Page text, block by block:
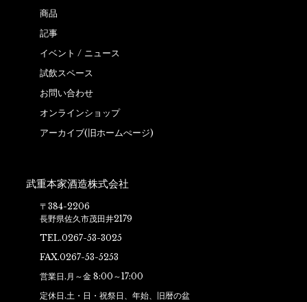
商品
記事
イベント / ニュース
試飲スペース
お問い合わせ
オンラインショップ
アーカイブ(旧ホームぺージ)
武重本家酒造株式会社
〒384-2206
長野県佐久市茂田井2179
TEL.0267-53-3025
FAX.0267-53-5253
営業日.月～金 8:00～17:00
定休日.土・日・祝祭日、年始、旧暦の盆